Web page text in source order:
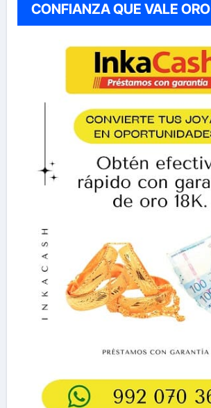
CONFIANZA QUE VALE ORO